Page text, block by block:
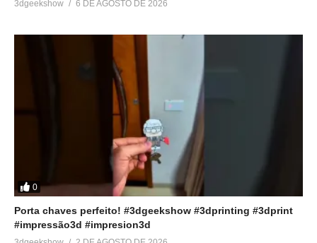
3dgeekshow 6 DE AGOSTO DE 2026
0
Porta chaves perfeito! #3dgeekshow #3dprinting #3dprint
#impressão3d #impresion3d